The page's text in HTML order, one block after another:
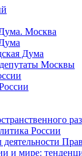
Москва
Дума
Москвы
России
и мире: